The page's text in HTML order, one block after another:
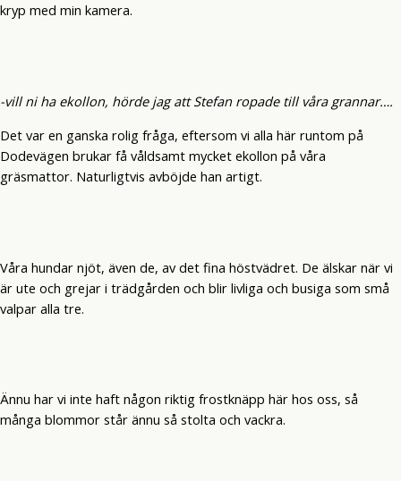
kryp med min kamera.
-vill ni ha ekollon, hörde jag att Stefan ropade till våra grannar….
Det var en ganska rolig fråga, eftersom vi alla här runtom på
Dodevägen brukar få våldsamt mycket ekollon på våra
gräsmattor. Naturligtvis avböjde han artigt.
Våra hundar njöt, även de, av det fina höstvädret. De älskar när vi
är ute och grejar i trädgården och blir livliga och busiga som små
valpar alla tre.
Ännu har vi inte haft någon riktig frostknäpp här hos oss, så
många blommor står ännu så stolta och vackra.